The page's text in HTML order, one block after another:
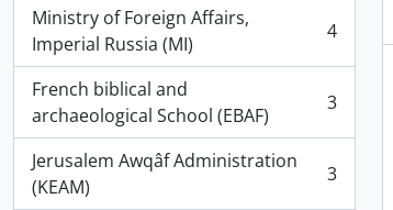
Ministry of Foreign Affairs,
Imperial Russia (MI)
, 4 αποτελέσματα 4
French biblical and
archaeological School (EBAF)
, 3 αποτελέσματα 3
Jerusalem Awqâf Administration
(KEAM)
, 3 αποτελέσματα 3